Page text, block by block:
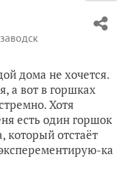
дома не хочется.
а вот в горшках
Хотя
есть один горшок
который отстаёт
ка